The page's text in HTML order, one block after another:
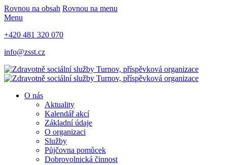
Rovnou na obsah Rovnou na menu
Menu
+420 481 320 070
info@zsst.cz
O nás
Aktuality
Kalendář akcí
Základní údaje
O organizaci
Služby
Půjčovna pomůcek
Dobrovolnická činnost